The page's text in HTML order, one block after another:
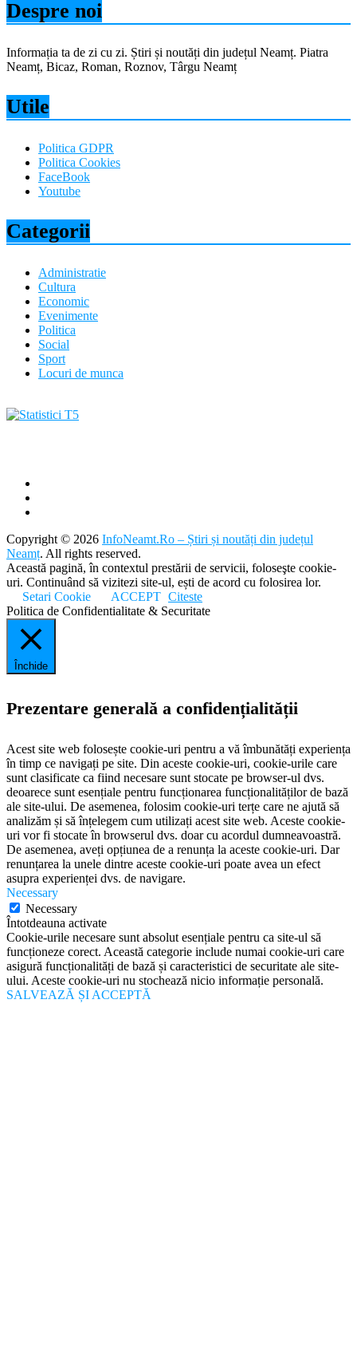
Despre noi
Informația ta de zi cu zi. Știri și noutăți din județul Neamț. Piatra
Neamț, Bicaz, Roman, Roznov, Târgu Neamț
Utile
Politica GDPR
Politica Cookies
FaceBook
Youtube
Categorii
Administratie
Cultura
Economic
Evenimente
Politica
Social
Sport
Locuri de munca
Copyright © 2026 InfoNeamt.Ro – Știri și noutăți din județul
Neamț. All rights reserved.
Această pagină, în contextul prestării de servicii, foloseşte cookie-
uri. Continuând să vizitezi site-ul, ești de acord cu folosirea lor.
Setari Cookie
ACCEPT Citeste
Politica de Confidentialitate & Securitate
Închide
Prezentare generală a confidențialității
Acest site web folosește cookie-uri pentru a vă îmbunătăți experiența
în timp ce navigați pe site. Din aceste cookie-uri, cookie-urile care
sunt clasificate ca fiind necesare sunt stocate pe browser-ul dvs.
deoarece sunt esențiale pentru funcționarea funcționalităților de bază
ale site-ului. De asemenea, folosim cookie-uri terțe care ne ajută să
analizăm și să înțelegem cum utilizați acest site web. Aceste cookie-
uri vor fi stocate în browserul dvs. doar cu acordul dumneavoastră.
De asemenea, aveți opțiunea de a renunța la aceste cookie-uri. Dar
renunțarea la unele dintre aceste cookie-uri poate avea un efect
asupra experienței dvs. de navigare.
Necessary
Necessary
Întotdeauna activate
Cookie-urile necesare sunt absolut esențiale pentru ca site-ul să
funcționeze corect. Această categorie include numai cookie-uri care
asigură funcționalități de bază și caracteristici de securitate ale site-
ului. Aceste cookie-uri nu stochează nicio informație personală.
SALVEAZĂ ȘI ACCEPTĂ